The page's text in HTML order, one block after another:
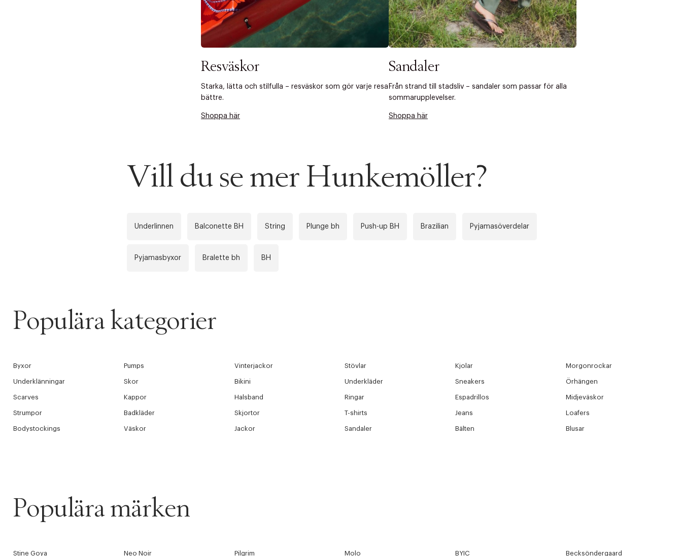
Resväskor
Starka, lätta och stilfulla – resväskor som gör varje resa
bättre.
Shoppa här
Sandaler
Från strand till stadsliv – sandaler som passar för alla
sommarupplevelser.
Shoppa här
Vill du se mer Hunkemöller?
Underlinnen Balconette BH String Plunge bh Push-up BH Brazilian Pyjamasöverdelar
Pyjamasbyxor Bralette bh BH
Populära kategorier
Byxor Pumps Vinterjackor Stövlar Kjolar Morgonrockar
Underklänningar Skor Bikini Underkläder Sneakers Örhängen
Scarves Kappor Halsband Ringar Espadrillos Midjeväskor
Strumpor Badkläder Skjortor T-shirts Jeans Loafers
Bodystockings Väskor Jackor Sandaler Bälten Blusar
Populära märken
Stine Goya Neo Noir Pilgrim Molo BYIC Becksöndergaard